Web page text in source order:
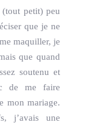
petit) peu
que je ne
maquiller, je
que quand
soutenu et
de me faire
mon mariage.
j’avais une